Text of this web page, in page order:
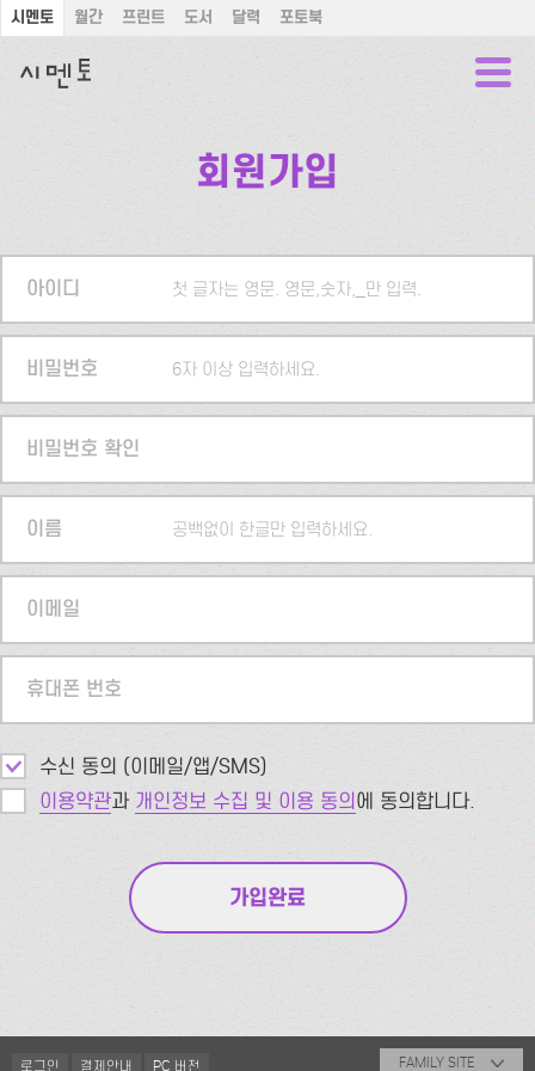
시멘토 월간 프린트 도서 달력 포토북
회원가입
아이디 첫 글자는 영문. 영문,숫자,_만 입력.
비밀번호 6자 이상 입력하세요.
비밀번호 확인
이름 공백없이 한글만 입력하세요.
이메일
휴대폰 번호
수신 동의 (이메일/앱/SMS)
이용약관과 개인정보 수집 및 이용 동의에 동의합니다.
로그인 결제안내 PC 버전 FAMILY SITE